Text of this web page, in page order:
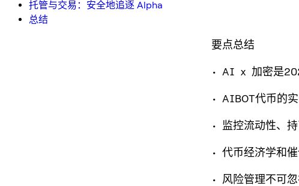
托管与交易：安全地追逐 Alpha
总结
要点总结
• AI x 加密是
• AIBOT代币的
• 监控流动性、
• 代币经济学和
• 风险管理不可